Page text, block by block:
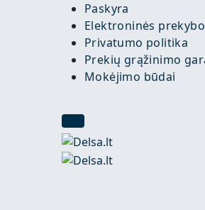
Paskyra
Elektroninės
Privatumo politika
Prekių grąžinimo
Mokėjimo būdai